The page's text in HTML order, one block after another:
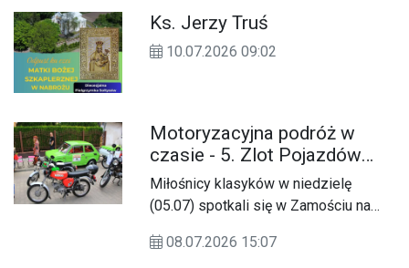
Ks. Jerzy Truś
10.07.2026 09:02
Motoryzacyjna podróż w
czasie - 5. Zlot Pojazdów
Zabytkowych
Miłośnicy klasyków w niedzielę
(05.07) spotkali się w Zamościu na
Zabytkowych.
08.07.2026 15:07